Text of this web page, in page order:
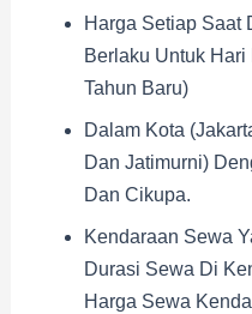
Harga Setiap Saat
Berlaku Untuk
Tahun Baru)
Dalam Kota
Dan Jatimurni)
Dan Cikupa.
Kendaraan Sewa
Durasi Sewa Di
Harga Sewa